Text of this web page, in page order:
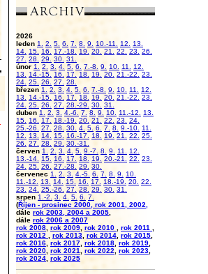
2026
leden 1. 2. 5. 6. 7. 8. 9. 10.-11. 12.
13.
14.
15. 16. 17.-18. 19. 20. 21. 22. 23.
26.
27.
28. 29. 30. 31.
únor 1. 2. 3. 4. 5. 6. 7.-8. 9. 10. 11.
12.
13.
14.-15. 16. 17. 18. 19. 20. 21.-22.
23.
24. 25. 26. 27.
28.
březen 1. 2. 3. 4. 5. 6. 7.-8. 9. 10. 11.
12.
13.
14.-15. 16. 17. 18. 19. 20. 21.-22.
23.
24. 25. 26. 27. 28.-29. 30. 31.
duben 1. 2. 3. 4.-6. 7. 8. 9. 10. 11.-12.
13.
15.
16. 17. 18.-19. 20. 21. 22. 23.
24.
25.-26.
27. 28. 30. 4. 5. 6. 7. 8. 9.-10.
11.
12.
13. 14. 15. 16.-17. 18. 19. 21. 22.
25.
26.
27. 28. 29.
30.-31.
červen 1. 2. 3. 4. 5. 9.-7. 8. 9. 11.
12.
13.-14.
15. 16. 17. 18. 19. 20.-21. 22.
23.
24. 25. 26. 27.-28. 29.
30.
červenec 1. 2. 3. 4.-5. 6. 7. 8. 9.
10.
11.-12.
13. 14. 15. 16. 17. 18.-19. 20. 22.
23.
24. 25.-26. 27. 28. 29. 30. 31.
srpen 1.-2. 3. 4. 5. 6. 7.
(Říjen - prosinec 2000, rok 2001, 2002,
dále rok 2003, 2004 a 2005
dále rok 2006 a 2007
rok 2008 rok 2009 rok 2010 rok 2011
rok 2012
rok 2013 rok 2014 rok 2015
rok 2016 rok 2017 rok 2018 rok 2019
rok 2020 rok 2021 rok 2022 rok 2023
rok 2024 rok 2025